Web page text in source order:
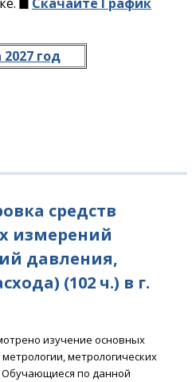
год
средств
измерений
давления,
(102 ч.) в г.
изучение основных
метрологических
Обучающиеся по данной